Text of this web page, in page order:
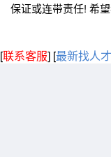
保证或连带责任! 希
[联系客服] [最新找人才